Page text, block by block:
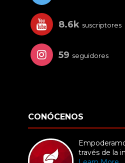
8.6k suscriptores
59 seguidores
CONÓCENOS
través de la